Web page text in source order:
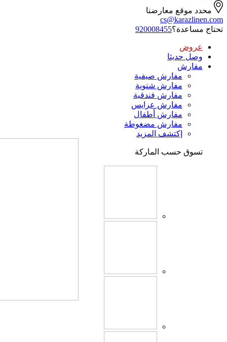
محدد موقع معارضنا
cs@karazlinen.com
تحتاج مساعدة؟920008455
عروض
وصل حديثا
مفارش
مفارش صيفية
مفارش شتوية
مفارش فندقية
مفارش عرايس
مفارش أطفال
مفارش مضغوطة
إكتشف المزيد
تسوق حسب الماركة